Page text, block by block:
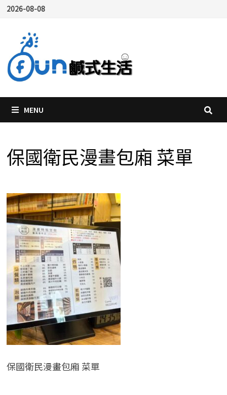
Skip
content
2026-08-08
MENU
保國衛民漫畫包廂 菜單
保國衛民漫畫包廂 菜單